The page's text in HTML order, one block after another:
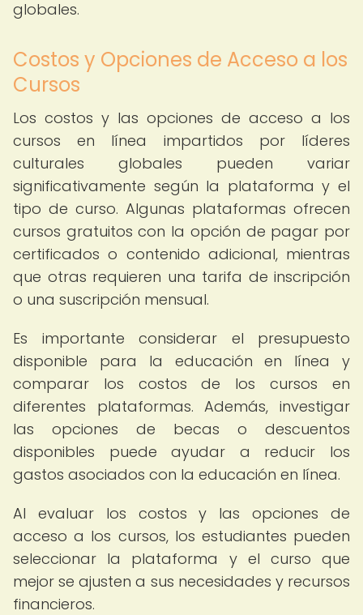
globales.
Costos y Opciones de Acceso a los
Cursos
Los costos y las opciones de acceso a los
cursos en línea impartidos por líderes
culturales globales pueden variar
significativamente según la plataforma y el
tipo de curso. Algunas plataformas ofrecen
cursos gratuitos con la opción de pagar por
certificados o contenido adicional, mientras
que otras requieren una tarifa de inscripción
o una suscripción mensual.
Es importante considerar el presupuesto
disponible para la educación en línea y
comparar los costos de los cursos en
diferentes plataformas. Además, investigar
las opciones de becas o descuentos
disponibles puede ayudar a reducir los
gastos asociados con la educación en línea.
Al evaluar los costos y las opciones de
acceso a los cursos, los estudiantes pueden
seleccionar la plataforma y el curso que
mejor se ajusten a sus necesidades y recursos
financieros.